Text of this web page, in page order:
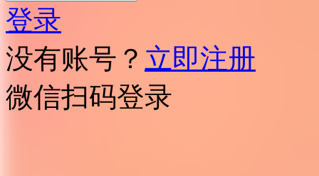
登录
没有账号？ 立即注册
微信扫码登录